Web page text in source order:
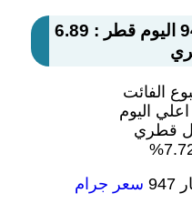
سعر جرام الفضة عيار 947 اليوم قطر : 6.89
الفائت
اليوم
سعر جرام